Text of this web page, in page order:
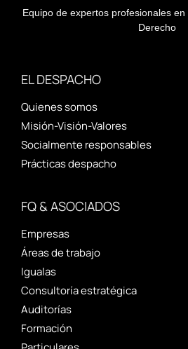
Equipo de expertos profesionales
Derecho
EL DESPACHO
Quienes somos
Misión-Visión-Valores
Socialmente responsables
Prácticas despacho
FQ & ASOCIADOS
Empresas
Áreas de trabajo
Igualas
Consultoría estratégica
Auditorías
Formación